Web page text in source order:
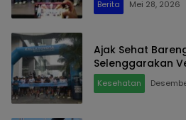
Berita Mei 28, 2026
Ajak Sehat
Selenggarakan
Kesehatan